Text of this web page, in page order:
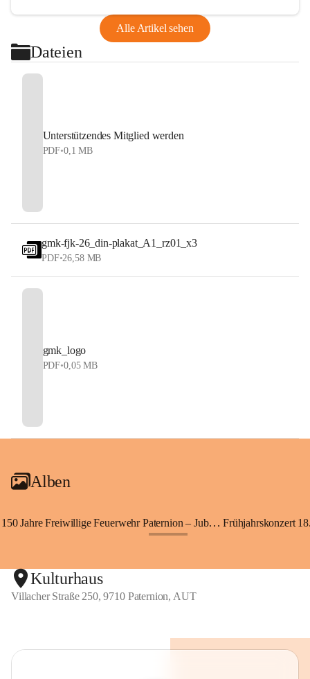
Alle Artikel sehen
Dateien
Unterstützendes Mitglied werden
PDF•0,1 MB
gmk-fjk-26_din-plakat_A1_rz01_x3
PDF•26,58 MB
gmk_logo
PDF•0,05 MB
Alben
150 Jahre Freiwillige Feuerwehr Paternion – Jubiläumsfest Frühjahrskonzert
Kulturhaus
Villacher Straße 250, 9710 Paternion, AUT